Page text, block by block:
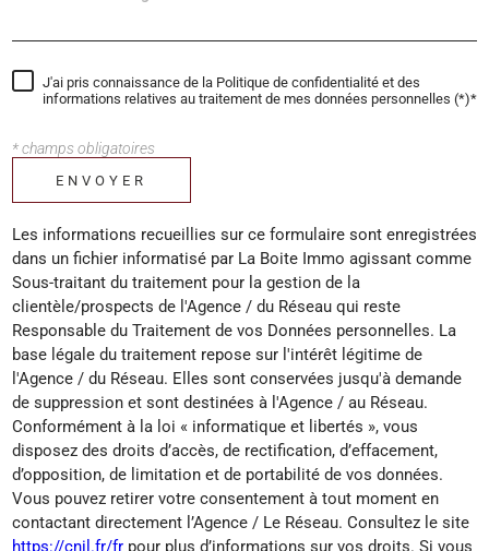
J'ai pris connaissance de la Politique de confidentialité et des
informations relatives au traitement de mes données personnelles (*)*
* champs obligatoires
ENVOYER
Les informations recueillies sur ce formulaire sont enregistrées
dans un fichier informatisé par La Boite Immo agissant comme
Sous-traitant du traitement pour la gestion de la
clientèle/prospects de l'Agence / du Réseau qui reste
Responsable du Traitement de vos Données personnelles. La
base légale du traitement repose sur l'intérêt légitime de
l'Agence / du Réseau. Elles sont conservées jusqu'à demande
de suppression et sont destinées à l'Agence / au Réseau.
Conformément à la loi « informatique et libertés », vous
disposez des droits d’accès, de rectification, d’effacement,
d’opposition, de limitation et de portabilité de vos données.
Vous pouvez retirer votre consentement à tout moment en
contactant directement l’Agence / Le Réseau. Consultez le site
https://cnil.fr/fr pour plus d’informations sur vos droits. Si vous